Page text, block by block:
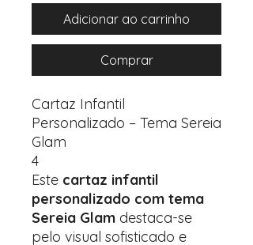
Adicionar ao carrinho
Comprar
Cartaz Infantil
Personalizado – Tema Sereia
Glam
4
Este cartaz infantil
personalizado com tema
Sereia Glam destaca-se
pelo visual sofisticado e